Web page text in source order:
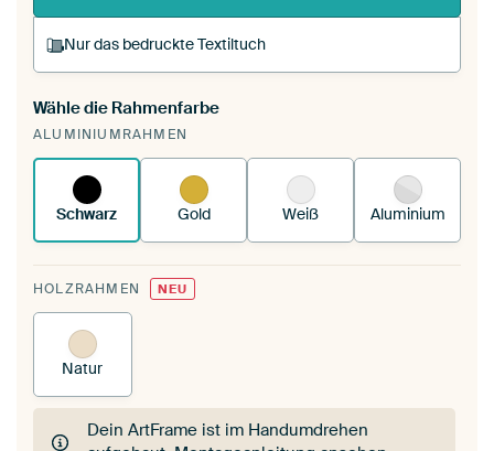
Nur das bedruckte Textiltuch
Du spannst einen wechselbaren Textiltuch in
deinen vorhandenen ArtFrame™.
funktioniert es.
Wähle die Rahmenfarbe
ALUMINIUMRAHMEN
Schwarz Gold Weiß Aluminium
HOLZRAHMEN NEU
Natur
Dein ArtFrame ist im Handumdrehen